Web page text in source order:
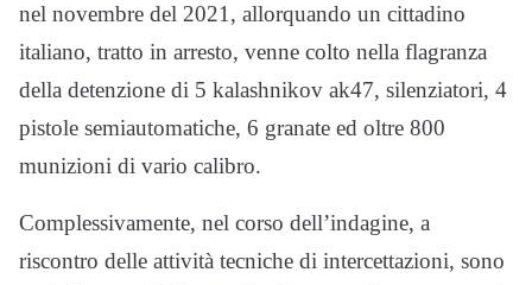
nel novembre del 2021, allorquando un cittadino
italiano, tratto in arresto, venne colto nella flagranza
della detenzione di 5 kalashnikov ak47, silenziatori, 4
pistole semiautomatiche, 6 granate ed oltre 800
munizioni di vario calibro.
Complessivamente, nel corso dell’indagine, a
riscontro delle attività tecniche di intercettazioni, sono